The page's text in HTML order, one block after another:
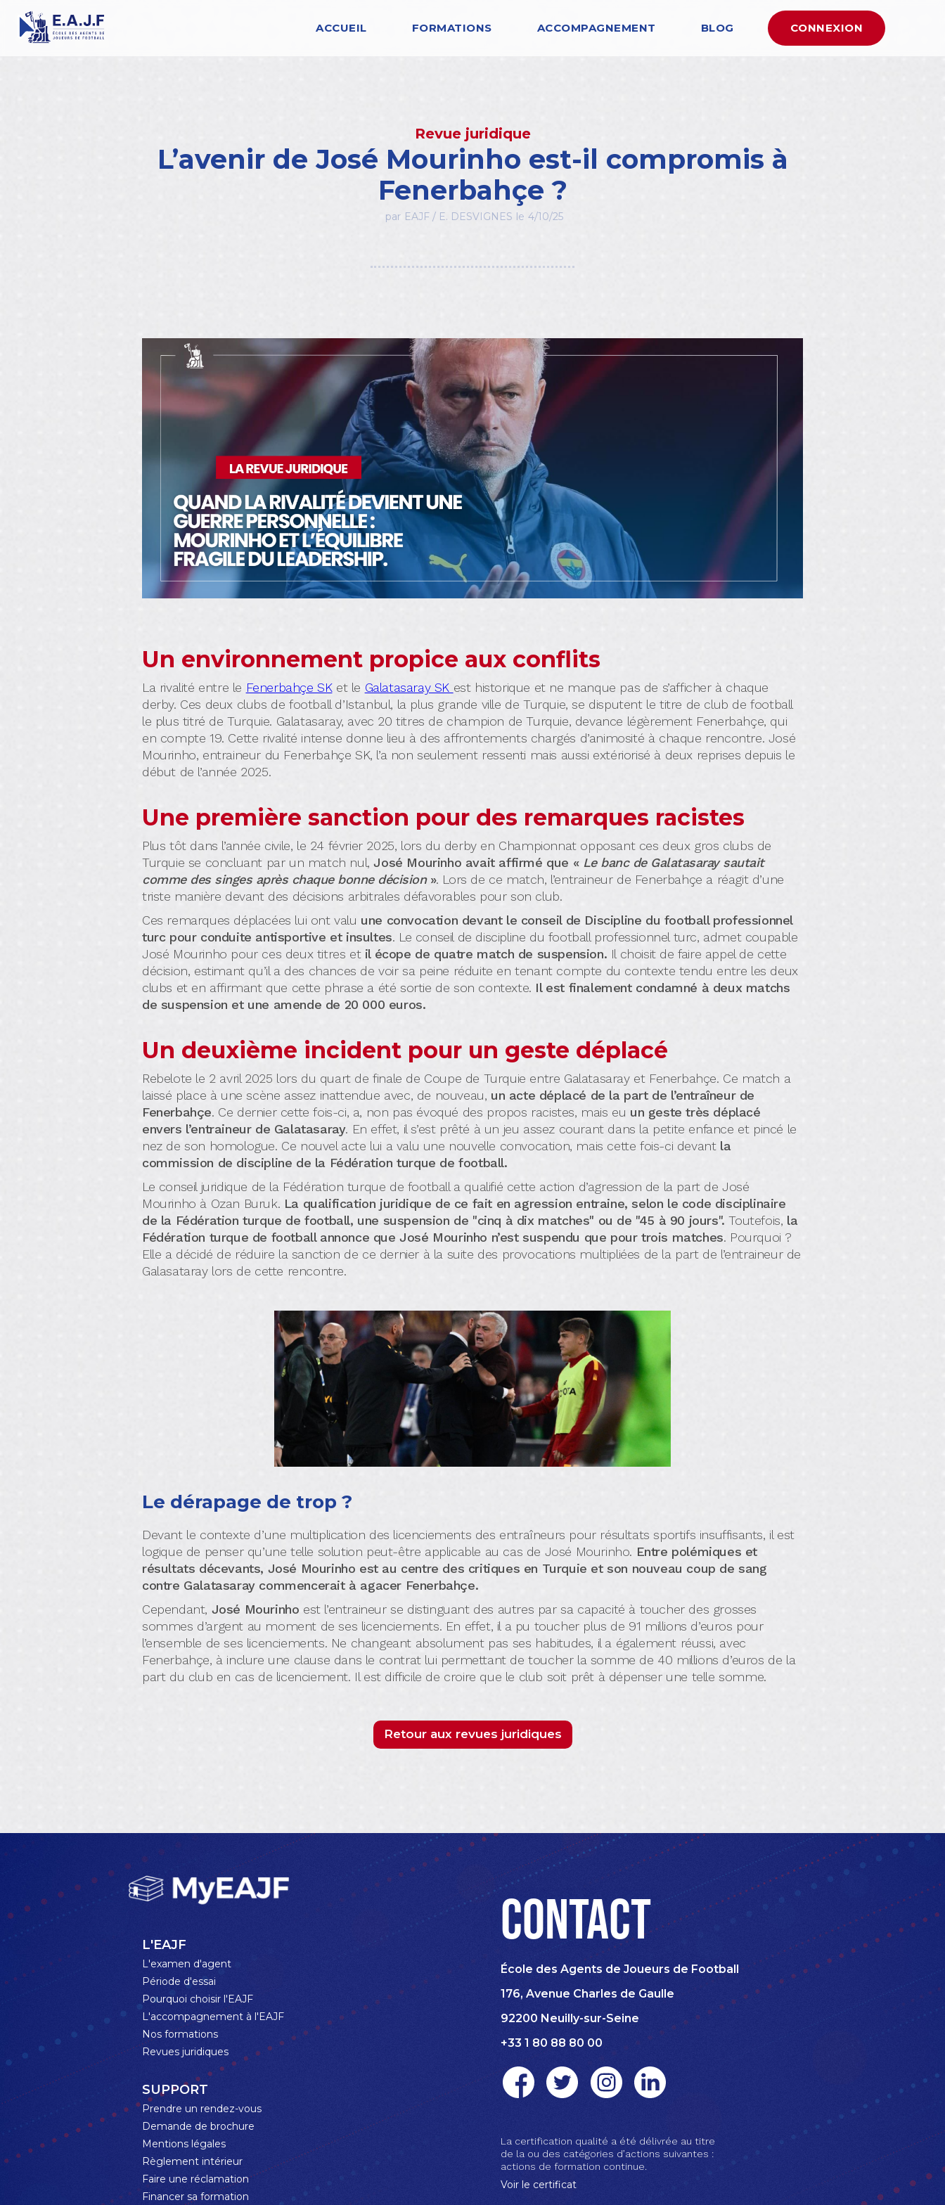
ACCUEIL FORMATIONS ACCOMPAGNEMENT BLOG CONNEXION
Revue juridique
L’avenir de José Mourinho est-il compromis à
Fenerbahçe ?
par EAJF / E. DESVIGNES le 4/10/25
Un environnement propice aux conflits
La rivalité entre le Fenerbahçe SKet le Galatasaray SK est historique et ne manque pas de s’afficher à chaque
derby. Ces deux clubs de football d’Istanbul, la plus grande ville de Turquie, se disputent le titre de club de football
le plus titré de Turquie. Galatasaray, avec 20 titres de champion de Turquie, devance légèrement Fenerbahçe, qui
en compte 19. Cette rivalité intense donne lieu à des affrontements chargés d’animosité à chaque rencontre. José
Mourinho, entraineur du Fenerbahçe SK, l’a non seulement ressenti mais aussi extériorisé à deux reprises depuis le
début de l’année 2025.
Une première sanction pour des remarques racistes
Plus tôt dans l’année civile, le 24 février 2025, lors du derby en Championnat opposant ces deux gros clubs de
Turquie se concluant par un match nul,José Mourinho avait affirmé que «Le banc de Galatasaray sautait
comme des singes après chaque bonne décision». Lors de ce match, l’entraineur de Fenerbahçe a réagit d’une
triste manière devant des décisions arbitrales défavorables pour son club.
Ces remarques déplacées lui ont valu une convocation devant le conseil de Discipline du football professionnel
turc pour conduite antisportive et insultes. Le conseil de discipline du football professionnel turc, admet coupable
José Mourinho pour ces deux titres et il écope de quatre match de suspension. Il choisit de faire appel de cette
décision, estimant qu’il a des chances de voir sa peine réduite en tenant compte du contexte tendu entre les deux
clubs et en affirmant que cette phrase a été sortie de son contexte. Il est finalement condamné à deux matchs
de suspension et une amende de 20 000 euros.
Un deuxième incident pour un geste déplacé
Rebelote le 2 avril 2025 lors du quart de finale de Coupe de Turquie entre Galatasaray et Fenerbahçe. Ce match a
laissé place à une scène assez inattendue avec, de nouveau, un acte déplacé de la part de l’entraîneur de
Fenerbahçe. Ce dernier cette fois-ci, a, non pas évoqué des propos racistes, mais eu un geste très déplacé
envers l’entraineur de Galatasaray. En effet, il s’est prêté à un jeu assez courant dans la petite enfance et pincé le
nez de son homologue. Ce nouvel acte lui a valu une nouvelle convocation, mais cette fois-ci devant la
commission de discipline de la Fédération turque de football.
Le conseil juridique de la Fédération turque de football a qualifié cette action d’agression de la part de José
Mourinho à Ozan Buruk. La qualification juridique de ce fait en agression entraine, selon le code disciplinaire
de la Fédération turque de football, une suspension de "cinq à dix matches" ou de "45 à 90 jours".Toutefois, la
Fédération turque de football annonce que José Mourinho n’est suspendu que pour trois matches. Pourquoi ?
Elle a décidé de réduire la sanction de ce dernier à la suite des provocations multipliées de la part de l’entraineur de
Galasataray lors de cette rencontre.
Le dérapage de trop ?
Devant le contexte d’une multiplication des licenciements des entraîneurs pour résultats sportifs insuffisants, il est
logique de penser qu’une telle solution peut-être applicable au cas de José Mourinho. Entre polémiques et
résultats décevants, José Mourinho est au centre des critiques en Turquie et son nouveau coup de sang
contre Galatasaray commencerait à agacer Fenerbahçe.
Cependant, José Mourinho est l’entraineur se distinguant des autres par sa capacité à toucher des grosses
sommes d’argent au moment de ses licenciements. En effet, il a pu toucher plus de 91 millions d’euros pour
l’ensemble de ses licenciements. Ne changeant absolument pas ses habitudes, il a également réussi, avec
Fenerbahçe, à inclure une clause dans le contrat lui permettant de toucher la somme de 40 millions d’euros de la
part du club en cas de licenciement. Il est difficile de croire que le club soit prêt à dépenser une telle somme.
Retour aux revues juridiques
L'EAJF
L'examen d'agent
Période d'essai
Pourquoi choisir l'EAJF
L'accompagnement à l'EAJF
Nos formations
Revues juridiques
SUPPORT
Prendre un rendez-vous
Demande de brochure
Mentions légales
Règlement intérieur
Faire une réclamation
Financer sa formation
Contact
École des Agents de Joueurs de Football
176, Avenue Charles de Gaulle
92200 Neuilly-sur-Seine
+33 1 80 88 80 00
La certification qualité a été délivrée au titre
de la ou des catégories d’actions suivantes :
actions de formation continue.
Voir le certificat